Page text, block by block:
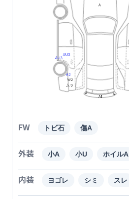
FW トビ石 傷A
外装 小A 小U ホイルA
内装 ヨゴレ シミ スレ